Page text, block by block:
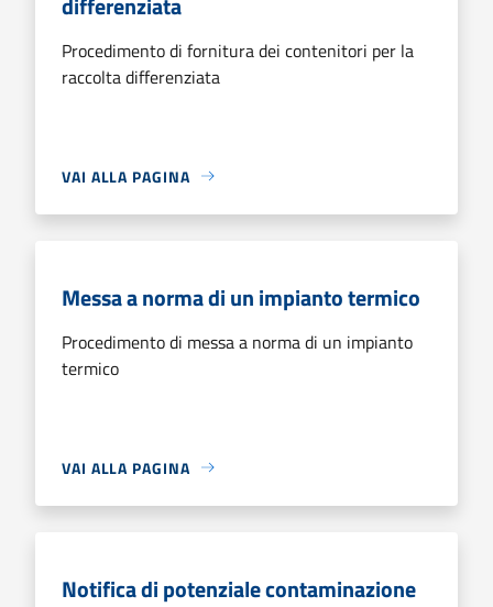
Procedimento di fornitura dei contenitori per la
raccolta differenziata
VAI ALLA PAGINA
Messa a norma di un impianto termico
Procedimento di messa a norma di un impianto
termico
VAI ALLA PAGINA
Notifica di potenziale contaminazione